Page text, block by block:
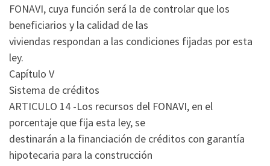
FONAVI, cuya función será la de controlar que los
beneficiarios y la calidad de las
viviendas respondan a las condiciones fijadas por esta
ley.
Capítulo V
Sistema de créditos
ARTICULO 14 -Los recursos del FONAVI, en el
porcentaje que fija esta ley, se
destinarán a la financiación de créditos con garantía
hipotecaria para la construcción